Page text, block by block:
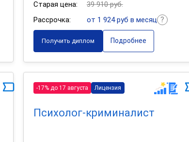
Старая цена:
39 910 руб.
Рассрочка:
от 1 924 руб в месяц
Получить диплом Подробнее
-17% до 17 августа Лицензия
Психолог-криминалист